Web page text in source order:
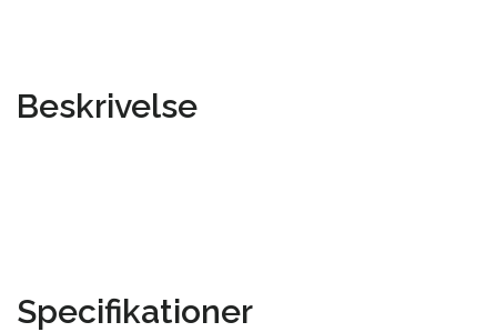
Beskrivelse
Specifikationer